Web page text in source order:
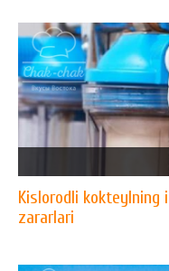
Kislorodli kokteylning
zararlari